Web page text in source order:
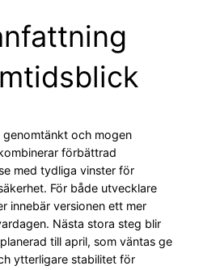
genomtänkt och mogen
förbättrad
med tydliga vinster för
För både utvecklare
innebär versionen ett mer
Nästa stora steg blir
till april, som väntas ge
ytterligare stabilitet för